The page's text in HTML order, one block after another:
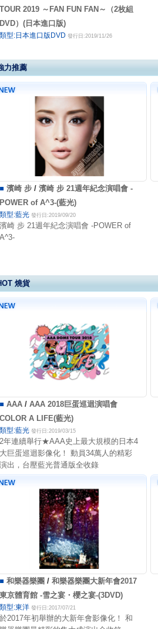
TOUR 2019 ～FAN FUN FAN～（2枚組
DVD）(日本進口版)
類型:日本進口版DVD 發行日:2019/11/26
力推薦
■ 濱崎 步/ 濱崎 步 21週年紀念演唱會 -
POWER of A^3-(藍光)
類型:藍光 發行日:2019/09/20
濱崎 步 21週年紀念演唱會 -POWER of
A^3-
燒貨
■ AAA/ AAA 2018巨蛋巡迴演唱會
COLOR A LIFE(藍光)
類型:藍光 發行日:2019/03/15
2年連續舉行★AAA史上最大規模的日本4
大巨蛋巡迴影像化！ 動員34萬人的精彩
演出，台壓藍光普通版全收錄
■ 和樂器樂團 / 和樂器樂團大新年會2017
東京體育館 -雪之宴・櫻之宴-(3DVD)
類型:東洋 發行日:2017/07/21
於2017年初舉辦的大新年會影像化！ 和